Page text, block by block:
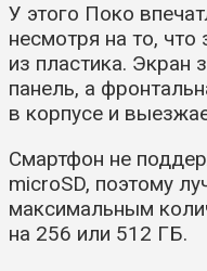
У этого Поко
несмотря на то,
из пластика.
панель, а
в корпусе и
Смартфон не
microSD, поэтому
максимальным
на 256 или 512 ГБ.